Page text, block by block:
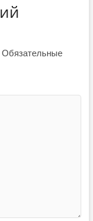
Обязательные